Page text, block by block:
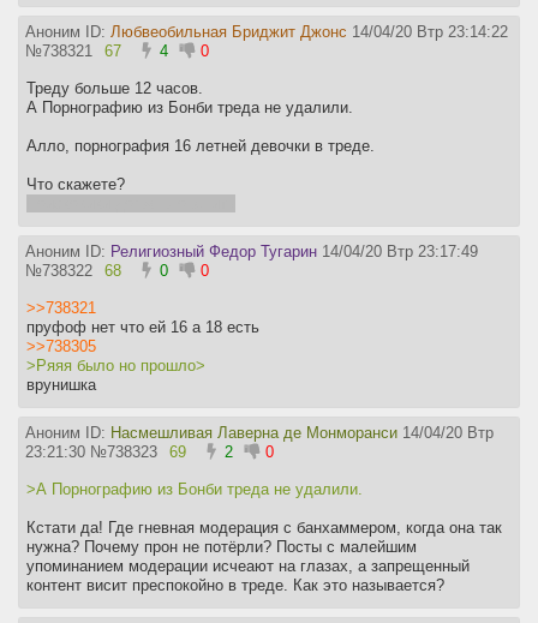
Аноним ID: Любвеобильная Бриджит Джонс 14/04/20 Втр 23:14:22
№738321 67 4 0
Треду больше 12 часов.
А Порнографию из Бонби треда не удалили.
Алло, порнография 16 летней девочки в треде.
Что скажете?
Аноним ID: Религиозный Федор Тугарин 14/04/20 Втр 23:17:49
№738322 68 0 0
>>738321
пруфоф нет что ей 16 а 18 есть
>>738305
>Ряяя было но прошло>
врунишка
Аноним ID: Насмешливая Лаверна де Монморанси 14/04/20 Втр
23:21:30 №738323 69 2 0
>А Порнографию из Бонби треда не удалили.
Кстати да! Где гневная модерация с банхаммером, когда она так
нужна? Почему прон не потёрли? Посты с малейшим
упоминанием модерации исчеают на глазах, а запрещенный
контент висит преспокойно в треде. Как это называется?